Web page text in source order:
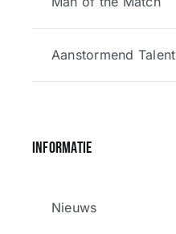
Aanstormend Talent
Informatie
Nieuws